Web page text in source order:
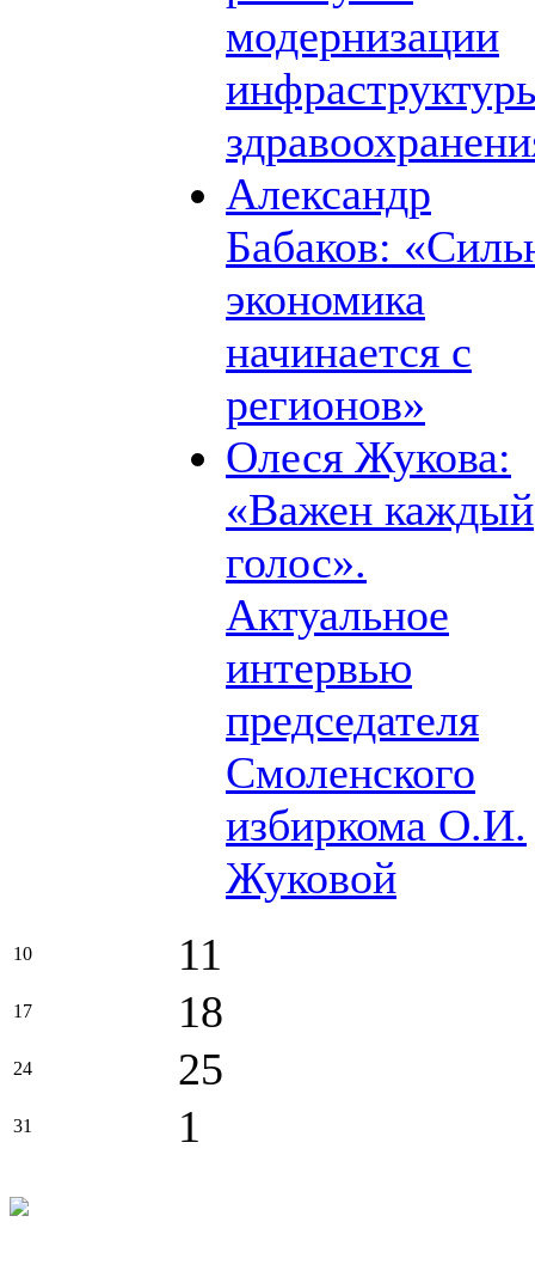
модернизации
Александр
Бабаков:
экономика
начинается с
регионов»
Олеся Жукова:
«Важен каждый
голос».
Актуальное
интервью
председателя
Смоленского
избиркома О.И.
Жуковой
10 11
17 18
24 25
31 1